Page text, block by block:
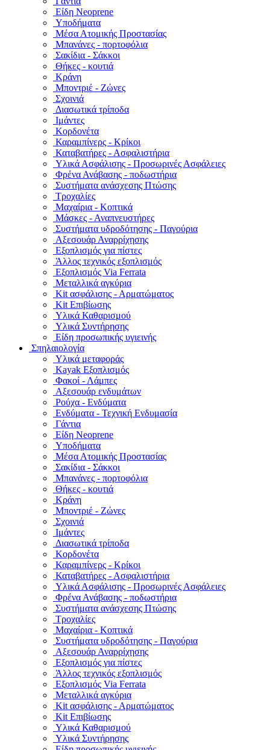
Είδη Neoprene
Υποδήματα
Μέσα Ατομικής Προστασίας
Μπανάνες - πορτοφόλια
Σακίδια - Σάκκοι
Θήκες - κουτιά
Κράνη
Μποντριέ - Ζώνες
Σχοινιά
Διασωτικά τρίποδα
Ιμάντες
Κορδονέτα
Καραμπίνερς - Κρίκοι
Καταβατήρες - Ασφαλιστήρια
Υλικά Ασφάλισης - Προσωρινές Ασφάλειες
Φρένα Ανάβασης - ποδωστήρια
Συστήματα ανάσχεσης Πτώσης
Τροχαλίες
Μαχαίρια - Κοπτικά
Μάσκες - Αναπνευστήρες
Συστήματα υδροδότησης - Παγούρια
Αξεσουάρ Αναρρίχησης
Εξοπλισμός για πίστες
Άλλος τεχνικός εξοπλισμός
Εξοπλισμός Via Ferrata
Μεταλλικά αγκύρια
Kit ασφάλισης - Αρματώματος
Kit Επιβίωσης
Υλικά Καθαρισμού
Υλικά Συντήρησης
Είδη προσωπικής υγιεινής
Σπηλαιολογία
Υλικά μεταφοράς
Kayak Εξοπλισμός
Φακοί - Λάμπες
Αξεσουάρ ενδυμάτων
Ρούχα - Ενδύματα
Ενδύματα - Τεχνική Ενδυμασία
Γάντια
Είδη Neoprene
Υποδήματα
Μέσα Ατομικής Προστασίας
Σακίδια - Σάκκοι
Μπανάνες - πορτοφόλια
Θήκες - κουτιά
Κράνη
Μποντριέ - Ζώνες
Σχοινιά
Ιμάντες
Διασωτικά τρίποδα
Κορδονέτα
Καραμπίνερς - Κρίκοι
Καταβατήρες - Ασφαλιστήρια
Υλικά Ασφάλισης - Προσωρινές Ασφάλειες
Φρένα Ανάβασης - ποδωστήρια
Συστήματα ανάσχεσης Πτώσης
Τροχαλίες
Μαχαίρια - Κοπτικά
Συστήματα υδροδότησης - Παγούρια
Αξεσουάρ Αναρρίχησης
Εξοπλισμός για πίστες
Άλλος τεχνικός εξοπλισμός
Εξοπλισμός Via Ferrata
Μεταλλικά αγκύρια
Kit ασφάλισης - Αρματώματος
Kit Επιβίωσης
Υλικά Καθαρισμού
Υλικά Συντήρησης